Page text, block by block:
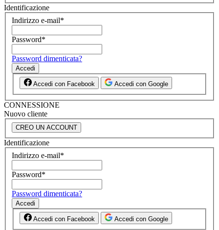
Identificazione
Indirizzo e-mail*
Password*
Password dimenticata?
Accedi
Accedi con Facebook Accedi con Google
CONNESSIONE
Nuovo cliente
CREO UN ACCOUNT
Identificazione
Indirizzo e-mail*
Password*
Password dimenticata?
Accedi
Accedi con Facebook Accedi con Google